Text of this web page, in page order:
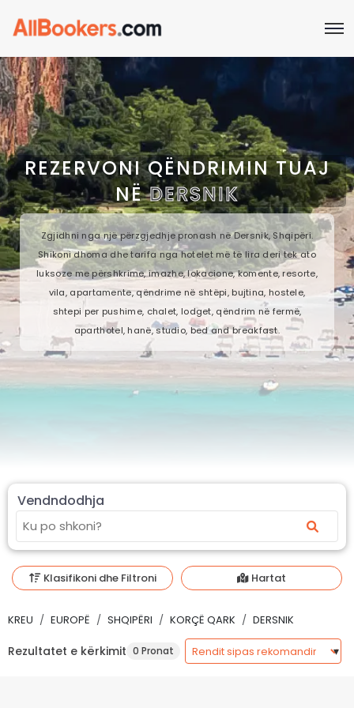
REZERVONI QËNDRIMIN TUAJ
NËDERSNIK
Zgjidhni nga një përzgjedhje pronash në Dersnik, Shqipëri.
Shikoni dhoma dhe tarifa nga hotelet më të lira deri tek ato
luksoze me përshkrime, imazhe, lokacione, komente, resorte,
vila, apartamente, qëndrime në shtëpi, bujtina, hostele,
shtepi per pushime, chalet, lodget, qëndrim në fermë,
aparthotel, hanë, studio, bed and breakfast.
Vendndodhja
Klasifikoni dhe Filtroni Hartat
KREU EUROPË SHQIPËRI KORÇË QARK DERSNIK
Rezultatet e kërkimit 0 Pronat